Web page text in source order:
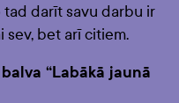
tad darīt savu darbu ir
sev, bet arī citiem.
“Labākā jaunā